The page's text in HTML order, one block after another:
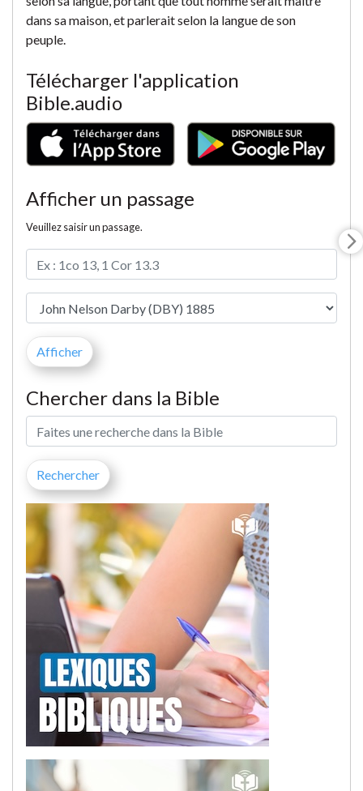
dans sa maison, et parlerait selon la langue de son
peuple.
Télécharger l'application
Bible.audio
Afficher un passage
Veuillez saisir un passage.
Chercher dans la Bible